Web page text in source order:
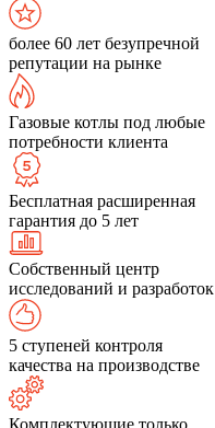
более 60 лет безупречной
репутации на рынке
Газовые котлы под любые
потребности клиента
Бесплатная расширенная
гарантия до 5 лет
Собственный центр
исследований и разработок
5 ступеней контроля
качества на производстве
Комплектующие только